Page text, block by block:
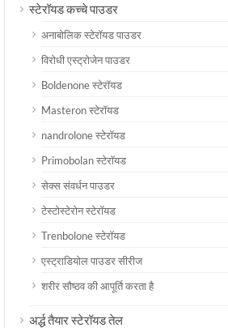
स्टेरॉयड कच्चे पाउडर
अनाबोलिक स्टेरॉयड पाउडर
विरोधी एस्ट्रोजेन पाउडर
Boldenone स्टेरॉयड
Masteron स्टेरॉयड
nandrolone स्टेरॉयड
Primobolan स्टेरॉयड
सेक्स संवर्धन पाउडर
टेस्टोस्टेरोन स्टेरॉयड
Trenbolone स्टेरॉयड
एस्ट्राडियोल पाउडर सीरीज
शरीर सौष्ठव की आपूर्ति करता है
अर्द्ध तैयार स्टेरॉयड तेल